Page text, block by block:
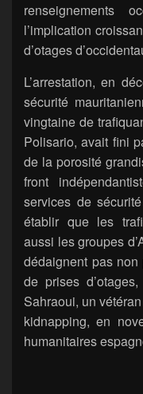
renseignements
l’implication
d’otages
L’arrestation, en
sécurité
vingtaine de
Polisario, avait fini
de la porosité
front
services de
établir que les
aussi les groupes
dédaignent pas
de prises
Sahraoui, un
kidnapping, en
humanitaires